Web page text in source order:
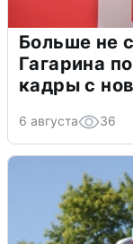
Больше не
Гагарина
кадры с
6 августа 36